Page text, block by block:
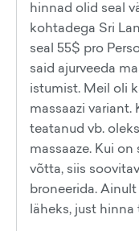
hinnad olid seal
kohtadega Sri
seal 55$ pro
said ajurveeda
istumist. Meil oli
massaazi
teatanud vb.
massaaze. Kui
võtta, siis
broneerida.
läheks, just